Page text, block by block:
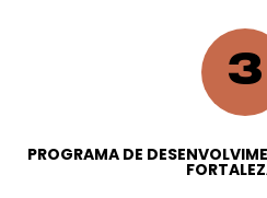
3
PROGRAMA DE